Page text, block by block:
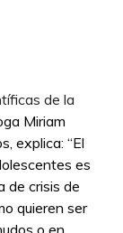
de la
Miriam
explica: “El
es
de crisis de
quieren ser
o en